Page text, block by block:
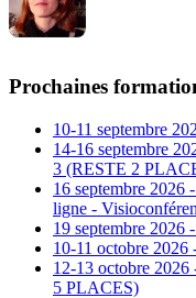
Prochaines
10-11 septembre
14-16 septembre
3 (RESTE 2
16 septembre 2026
ligne -
19 septembre 2026
10-11 octobre 2026
12-13 octobre
5 PLACES)